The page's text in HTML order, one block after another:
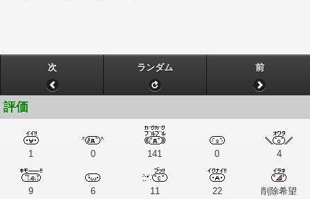
次 ランダム 前
評価
1 0 141 0 4
9 6 11 22 削除希望